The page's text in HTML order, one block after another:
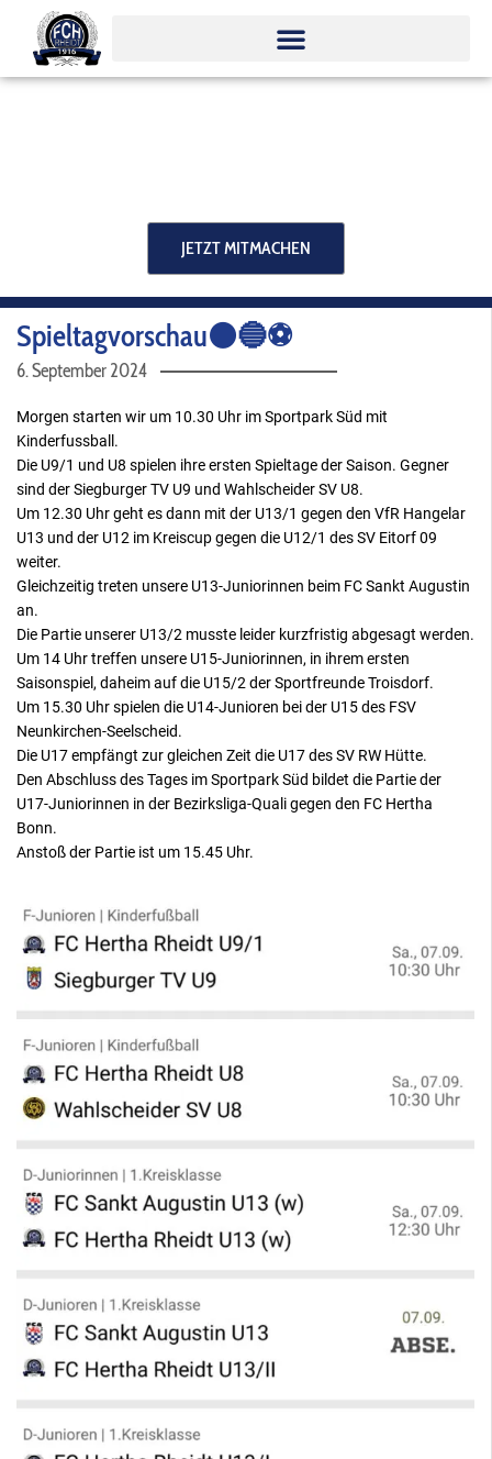
Inhalt
springen
JETZT MITMACHEN
Spieltagvorschau⚫️🔵⚽️
6. September 2024
Morgen starten wir um 10.30 Uhr im Sportpark Süd mit
Kinderfussball.
Die U9/1 und U8 spielen ihre ersten Spieltage der Saison. Gegner
sind der Siegburger TV U9 und Wahlscheider SV U8.
Um 12.30 Uhr geht es dann mit der U13/1 gegen den VfR Hangelar
U13 und der U12 im Kreiscup gegen die U12/1 des SV Eitorf 09
weiter.
Gleichzeitig treten unsere U13-Juniorinnen beim FC Sankt Augustin
an.
Die Partie unserer U13/2 musste leider kurzfristig abgesagt werden.
Um 14 Uhr treffen unsere U15-Juniorinnen, in ihrem ersten
Saisonspiel, daheim auf die U15/2 der Sportfreunde Troisdorf.
Um 15.30 Uhr spielen die U14-Junioren bei der U15 des FSV
Neunkirchen-Seelscheid.
Die U17 empfängt zur gleichen Zeit die U17 des SV RW Hütte.
Den Abschluss des Tages im Sportpark Süd bildet die Partie der
U17-Juniorinnen in der Bezirksliga-Quali gegen den FC Hertha
Bonn.
Anstoß der Partie ist um 15.45 Uhr.